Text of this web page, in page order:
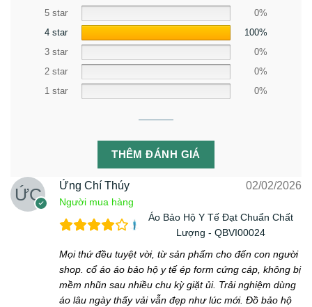
5 star
0%
4 star
100%
3 star
0%
2 star
0%
1 star
0%
THÊM ĐÁNH GIÁ
Ứng Chí Thúy
Người mua hàng
02/02/2026
Áo Bảo Hộ Y Tế Đạt Chuẩn Chất
Lượng - QBVI00024
Mọi thứ đều tuyệt vời, từ sản phẩm cho đến con người
shop. cổ áo áo bảo hộ y tế ép form cứng cáp, không bị
mềm nhũn sau nhiều chu kỳ giặt ủi. Trải nghiệm dùng
áo lâu ngày thấy vải vẫn đẹp như lúc mới. Đồ bảo hộ